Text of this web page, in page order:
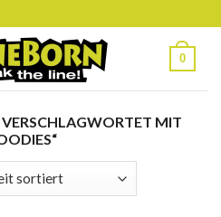
0
MIT